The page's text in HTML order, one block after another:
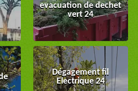
evacuation de dechet
vert 24
Dégagement fil
Electrique 24